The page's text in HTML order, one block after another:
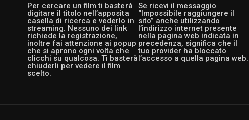
Per cercare un film ti basterà
digitare il titolo nell’apposita
casella di ricerca e vederlo in
streaming. Nessuno dei link
richiede la registrazione,
inoltre fai attenzione ai popup
che si aprono ogni volta che
clicchi su qualcosa. Ti basterà
chiuderli per vedere il film
scelto.
Se ricevi il messaggio
“Impossibile raggiungere il
sito” anche utilizzando
l’indirizzo internet presente
nella pagina web indicata in
precedenza, significa che il
tuo provider ha bloccato
l’accesso a quella pagina web.